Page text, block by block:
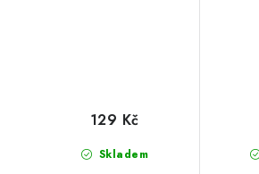
Skladem
129 Kč